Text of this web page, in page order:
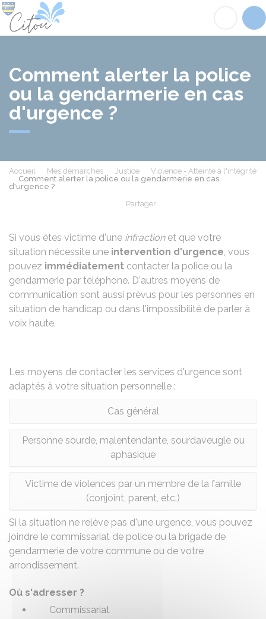
Comment alerter la police
ou la gendarmerie en cas
d'urgence ?
Accueil Mes démarches Justice
Violence - Atteinte à l'intégrité
Comment alerter la police ou la gendarmerie en cas
d'urgence ?
Partager
Si vous êtes victime d'une infractionet que votre
situation nécessite une intervention d'urgence, vous
pouvez immédiatement contacter la police ou la
gendarmerie par téléphone. D'autres moyens de
communication sont aussi prévus pour les personnes en
situation de handicap ou dans l'impossibilité de parler à
voix haute.
Les moyens de contacter les services d'urgence sont
adaptés à votre situation personnelle :
Cas général
Personne sourde, malentendante, sourdaveugle ou
aphasique
Victime de violences par un membre de la famille
(conjoint, parent, etc.)
Si la situation ne relève pas d'une urgence, vous pouvez
joindre le commissariat de police ou la brigade de
gendarmerie de votre commune ou de votre
arrondissement.
Où s'adresser ?
Commissariat